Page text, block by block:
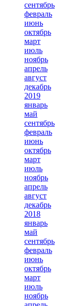
сентябрь
февраль
июнь
октябрь
март
июль
ноябрь
апрель
август
декабрь
2019
январь
май
сентябрь
февраль
июнь
октябрь
март
июль
ноябрь
апрель
август
декабрь
2018
январь
май
сентябрь
февраль
июнь
октябрь
март
июль
ноябрь